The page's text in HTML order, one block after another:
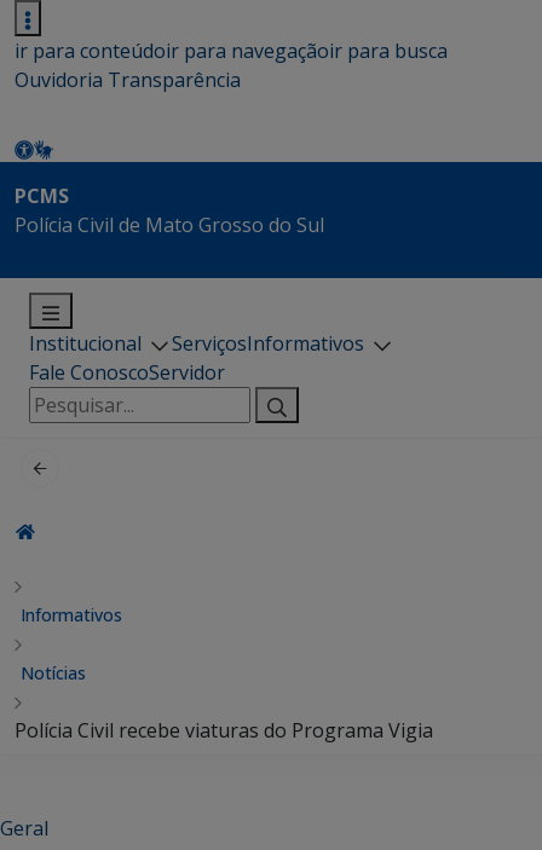
ir para conteúdoir para navegaçãoir para busca
Ouvidoria Transparência
PCMS
Polícia Civil de Mato Grosso do Sul
Institucional ServiçosInformativos
Fale ConoscoServidor
Pesquisar
por:
Informativos
Notícias
Polícia Civil recebe viaturas do Programa Vigia
Geral